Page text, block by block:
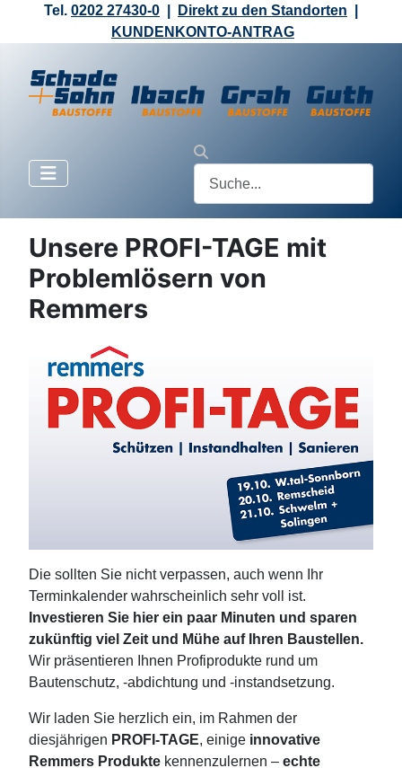
Tel. 0202 27430-0 Direkt zu den Standorten
KUNDENKONTO-ANTRAG
Unsere PROFI-TAGE mit
Problemlösern von
Remmers
Die sollten Sie nicht verpassen, auch wenn Ihr
Terminkalender wahrscheinlich sehr voll ist.
Investieren Sie hier ein paar Minuten und sparen
zukünftig viel Zeit und Mühe auf Ihren Baustellen.
Wir präsentieren Ihnen Profiprodukte rund um
Bautenschutz, -abdichtung und -instandsetzung.
Wir laden Sie herzlich ein, im Rahmen der
diesjährigen PROFI-TAGE, einige innovative
Remmers Produkte kennenzulernen – echte